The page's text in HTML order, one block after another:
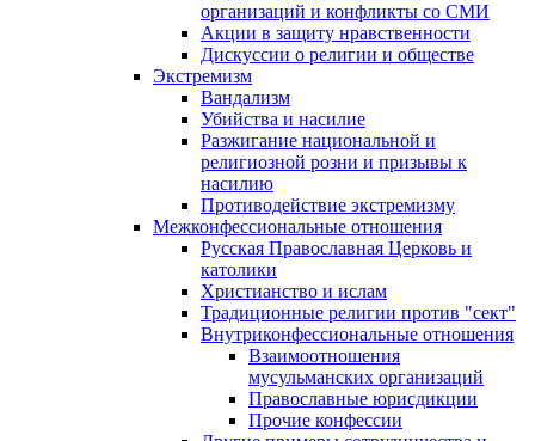
организаций и конфликты со СМИ
Акции в защиту нравственности
Дискуссии о религии и обществе
Экстремизм
Вандализм
Убийства и насилие
Разжигание национальной и
религиозной розни и призывы к
насилию
Противодействие экстремизму
Межконфессиональные отношения
Русская Православная Церковь и
католики
Христианство и ислам
Традиционные религии против "сект"
Внутриконфессиональные отношения
Взаимоотношения
мусульманских организаций
Православные юрисдикции
Прочие конфессии